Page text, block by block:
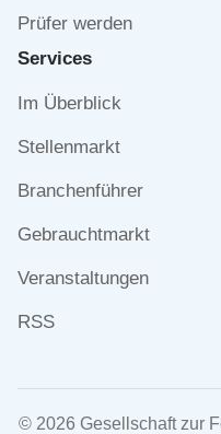
Prüfer werden
Services
Navigation
Im Überblick
Stellenmarkt
Branchenführer
Gebrauchtmarkt
Veranstaltungen
RSS
© 2026 Gesellschaft zur